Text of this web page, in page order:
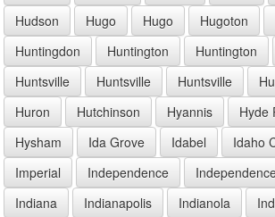
Hudson
Hugo Hugo Hugoton
Huntingdon
Huntington Huntington
Huntsville
Huntsville Huntsville
Huron
Hutchinson Hyannis Hyde
Hysham
Ida Grove Idabel Idaho
Imperial
Independence
Indiana
Indianapolis Indianola